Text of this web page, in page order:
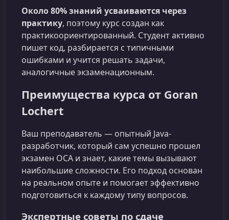
Около 80% знаний усваиваются через
практику, поэтому курс создан как
практикоориентированный. Студент активно
пишет код, разбирается с типичными
ошибками и учится решать задачи,
аналогичные экзаменационным.
Преимущества курса от Goran
Lochert
Ваш преподаватель — опытный Java-
разработчик, который сам успешно прошел
экзамен OCA и знает, какие темы вызывают
наибольшие сложности. Его подход основан
на реальном опыте и помогает эффективно
подготовиться к каждому типу вопросов.
Экспертные советы по сдаче